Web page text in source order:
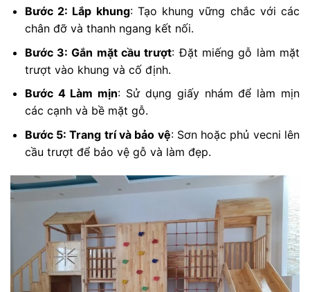
Bước 2: Lắp khung: Tạo khung vững chắc với các
chân đỡ và thanh ngang kết nối.
Bước 3: Gắn mặt cầu trượt: Đặt miếng gỗ làm mặt
trượt vào khung và cố định.
Bước 4 Làm mịn: Sử dụng giấy nhám để làm mịn
các cạnh và bề mặt gỗ.
Bước 5: Trang trí và bảo vệ: Sơn hoặc phủ vecni lên
cầu trượt để bảo vệ gỗ và làm đẹp.